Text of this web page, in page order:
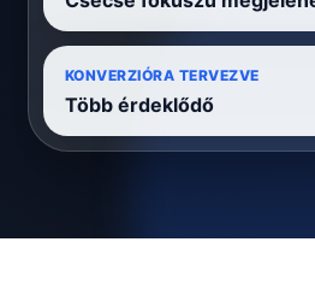
KONVERZIÓRA TERVEZVE
Több érdeklődő